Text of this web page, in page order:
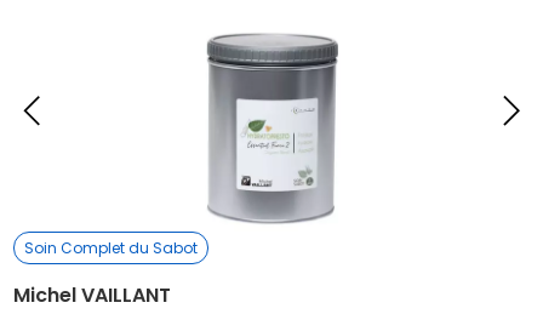
précédent
Soin Complet du Sabot
Michel VAILLANT